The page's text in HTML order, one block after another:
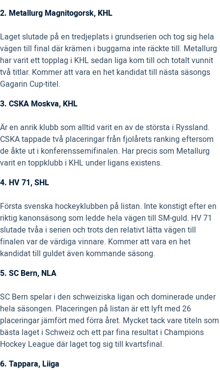
2. Metallurg Magnitogorsk, KHL
Laget slutade på en tredjeplats i grundserien och tog sig hela
vägen till final där krämen i buggarna inte räckte till. Metallurg
har varit ett topplag i KHL sedan liga kom till och totalt vunnit
två titlar. Kommer att vara en het kandidat till nästa säsongs
Gagarin Cup-titel.
3. CSKA Moskva, KHL
Är en anrik klubb som alltid varit en av de största i Ryssland.
CSKA tappade två placeringar från fjolårets ranking eftersom
de åkte ut i konferenssemifinalen. Har precis som Metallurg
varit en toppklubb i KHL under ligans existens.
4. HV 71, SHL
Första svenska hockeyklubben på listan. Inte konstigt efter en
riktig kanonsäsong som ledde hela vägen till SM-guld. HV 71
slutade tvåa i serien och trots den relativt lätta vägen till
finalen var de värdiga vinnare. Kommer att vara en het
kandidat till guldet även kommande säsong.
5. SC Bern, NLA
SC Bern spelar i den schweiziska ligan och dominerade under
hela säsongen. Placeringen på listan är ett lyft med 26
placeringar jämfört med förra året. Mycket tack vare titeln som
bästa laget i Schweiz och ett par fina resultat i Champions
Hockey League där laget tog sig till kvartsfinal.
6. Tappara, Liiga